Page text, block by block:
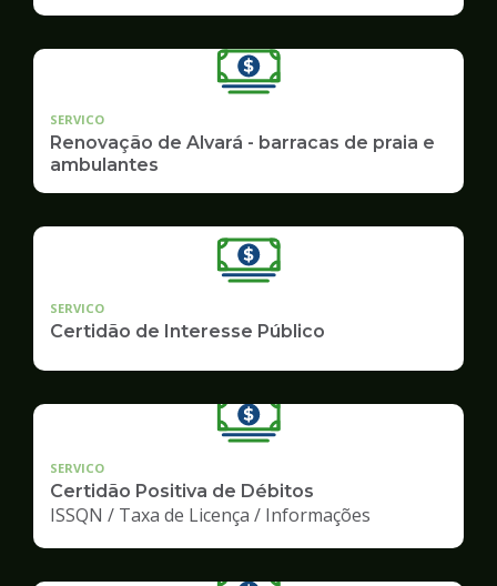
SERVICO
Renovação de Alvará - barracas de praia e
ambulantes
SERVICO
Certidão de Interesse Público
SERVICO
Certidão Positiva de Débitos
ISSQN / Taxa de Licença / Informações